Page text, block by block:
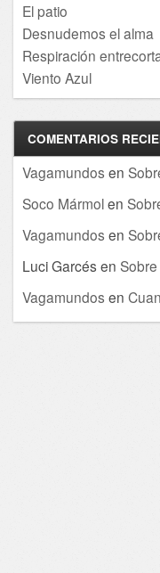
El patio
Desnudemos el alma
Respiración
Viento Azul
COMENTARIOS
Vagamundos en
Soco Mármolen
Vagamundos en
Luci Garcés en
Vagamundos en